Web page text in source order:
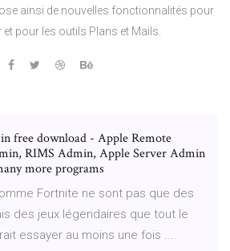
ainsi de nouvelles fonctionnalités pour
et pour les outils Plans et Mails.
free download - Apple Remote
RIMS Admin, Apple Server Admin
more programs
Fortnite ne sont pas que des
des jeux légendaires que tout le
essayer au moins une fois ...